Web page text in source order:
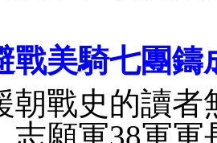
戰美騎七團鑄
朝戰史的讀者